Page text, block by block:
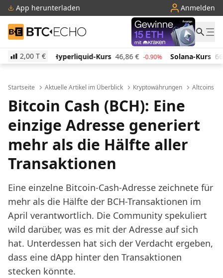
App herunterladen Anmelden
BTC-ECHO
2,00 T €
Kurs 46,86 € -0.90% Solana-Kurs 66,50 € 1.10% TRON-
Startseite Aktuelle Artikel im Überblick Kryptowährungen Altcoins
Bitcoin Cash (BCH): Eine
einzige Adresse generiert
mehr als die Hälfte aller
Transaktionen
Eine einzelne Bitcoin-Cash-Adresse zeichnete für
mehr als die Hälfte der BCH-Transaktionen im
April verantwortlich. Die Community spekuliert
wild darüber, was es mit der Adresse auf sich
hat. Unterdessen hat sich der Verdacht ergeben,
dass eine dApp hinter den Transaktionen
stecken könnte.